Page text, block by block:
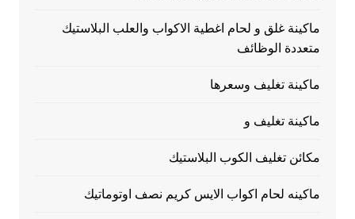
ماكينة غلق و لحام اغطية الاكواب والعلب البلاستيك
متعددة الوظائف
ماكينة تغليف وسعرها
ماكينة تغليف و
مكائن تغليف الكوب البلاستيك
ماكينه لحام اكواب الايس كريم نصف اوتوماتيك